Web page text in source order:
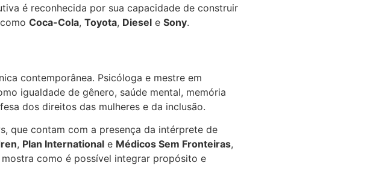
é reconhecida por sua capacidade de construir
Coca-Cola, Toyota, Diesel e Sony.
contemporânea. Psicóloga e mestre em
igualdade de gênero, saúde mental, memória
dos direitos das mulheres e da inclusão.
que contam com a presença da intérprete de
, Plan International e Médicos Sem Fronteiras,
como é possível integrar propósito e